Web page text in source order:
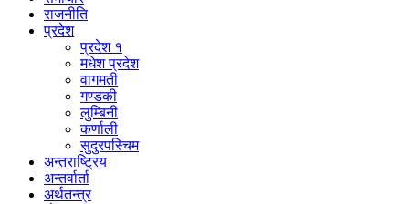
राजनीति
प्रदेश
प्रदेश १
मधेश प्रदेश
वागमती
गण्डकी
लुम्बिनी
कर्णाली
सुदुरपस्चिम
अन्तराष्ट्रिय
अन्तर्वार्ता
अर्थतन्त्र